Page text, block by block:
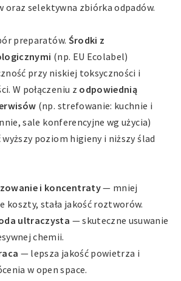
oraz selektywna zbiórka odpadów.
preparatów. Środki z
(np. EU Ecolabel)
przy niskiej toksyczności i
W połączeniu z odpowiednią
(np. strefowanie: kuchnie i
sale konferencyjne wg użycia)
poziom higieny i niższy ślad
i koncentraty— mniej
koszty, stała jakość roztworów.
ultraczysta — skuteczne usuwanie
chemii.
— lepsza jakość powietrza i
w open space.